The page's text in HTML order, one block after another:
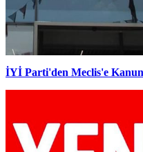
İYİ Parti'den Meclis'e